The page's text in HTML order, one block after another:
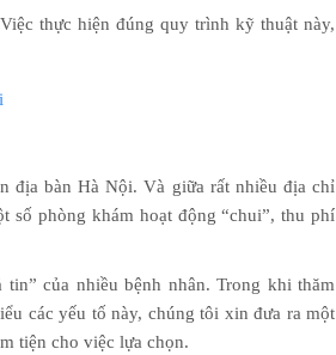
thực hiện đúng quy trình kỹ thuật này,
địa bàn Hà Nội. Và giữa rất nhiều địa chỉ
số phòng khám hoạt động “chui”, thu phí
của nhiều bệnh nhân. Trong khi thăm
các yếu tố này, chúng tôi xin đưa ra một
tiện cho việc lựa chọn.